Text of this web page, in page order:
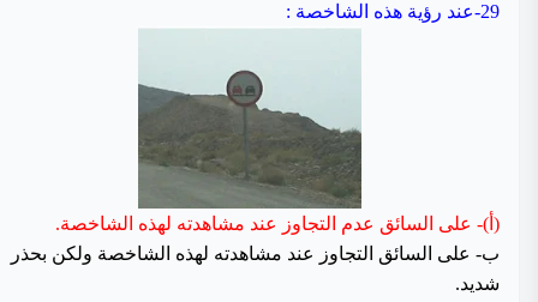
29-عند رؤية هذه الشاخصة :
(أ)- على السائق عدم التجاوز عند مشاهدته لهذه الشاخصة.
ب- على السائق التجاوز عند مشاهدته لهذه الشاخصة ولكن بحذر
شديد.